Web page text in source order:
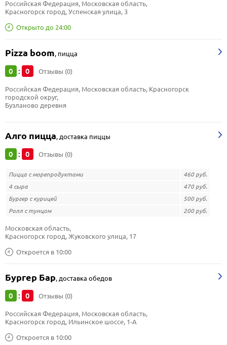
Открыто до 24:00
Российская Федерация, Московская область,
Красногорск город, Успенская улица, 3
Pizza boom, пицца
0 : 0 Отзывы (0)
Российская Федерация, Московская область, Красногорск
городской округ,
Бузланово деревня
Алго пицца, доставка пиццы
0 : 0 Отзывы (0)
Пицца с морепродуктами
460 руб.
4 сыра
470 руб.
Бургер с курицей
500 руб.
Ролл с тунцом
200 руб.
Откроется в 10:00
Московская область,
Красногорск город, Жуковского улица, 17
Бургер Бар, доставка обедов
0 : 0 Отзывы (0)
Откроется в 10:00
Российская Федерация, Московская область,
Красногорск город, Ильинское шоссе, 1-А